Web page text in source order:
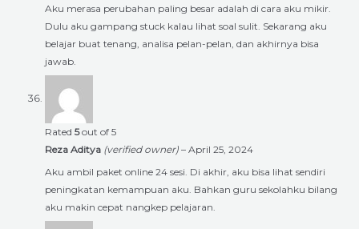
Aku merasa perubahan paling besar adalah di cara aku mikir.
Dulu aku gampang stuck kalau lihat soal sulit. Sekarang aku
belajar buat tenang, analisa pelan-pelan, dan akhirnya bisa
jawab.
Rated 5out of 5
Reza Aditya (verified owner) – April 25, 2024
Aku ambil paket online 24 sesi. Di akhir, aku bisa lihat sendiri
peningkatan kemampuan aku. Bahkan guru sekolahku bilang
aku makin cepat nangkep pelajaran.